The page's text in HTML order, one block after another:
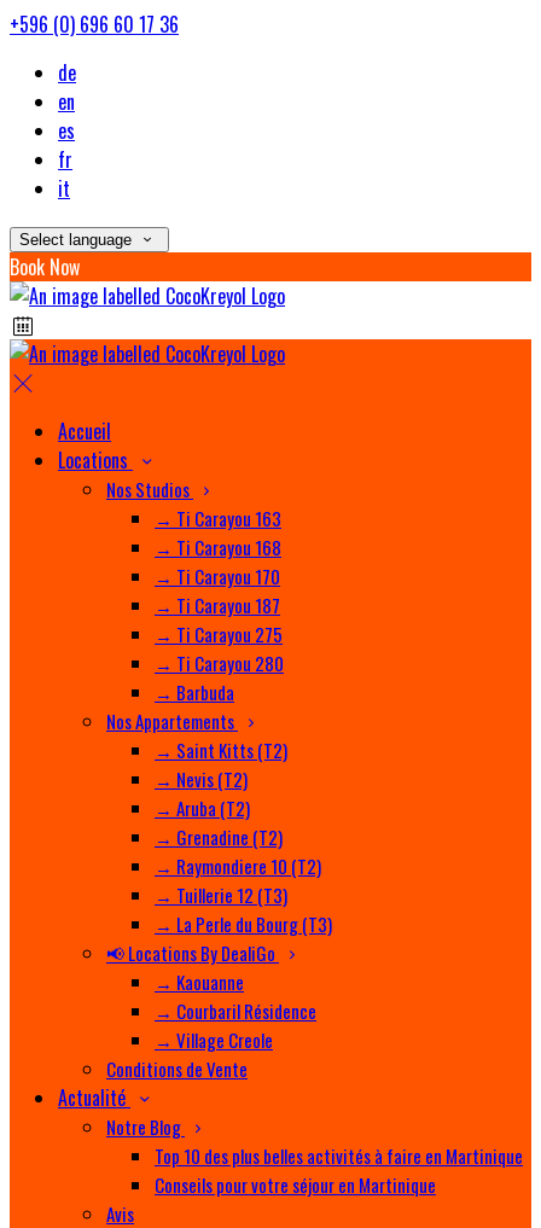
+596 (0) 696 60 17 36
de
en
es
fr
it
Select language
Book Now
Accueil
Locations
Nos Studios
→ Ti Carayou 163
→ Ti Carayou 168
→ Ti Carayou 170
→ Ti Carayou 187
→ Ti Carayou 275
→ Ti Carayou 280
→ Barbuda
Nos Appartements
→ Saint Kitts (T2)
→ Nevis (T2)
→ Aruba (T2)
→ Grenadine (T2)
→ Raymondiere 10 (T2)
→ Tuillerie 12 (T3)
→ La Perle du Bourg (T3)
📢 Locations By DealiGo
→ Kaouanne
→ Courbaril Résidence
→ Village Creole
Conditions de Vente
Actualité
Notre Blog
Top 10 des plus belles activités à faire en Martinique
Conseils pour votre séjour en Martinique
Avis